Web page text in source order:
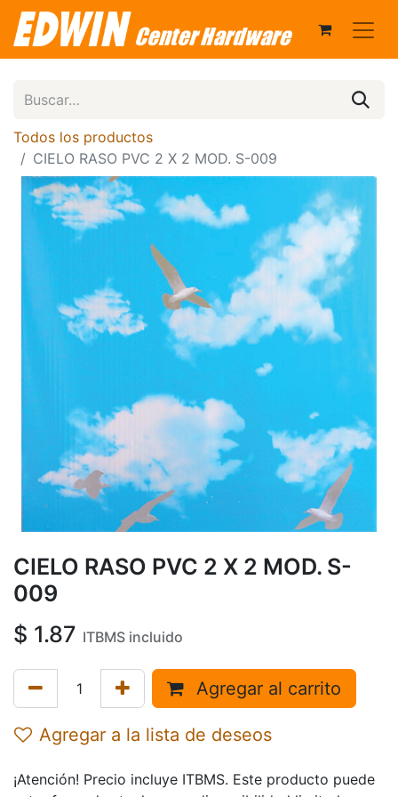
Todos los productos
CIELO RASO PVC 2 X 2 MOD. S-009
CIELO RASO PVC 2 X 2 MOD. S-
009
$ 1.87 ITBMS incluido
Agregar al carrito
Agregar a la lista de deseos
¡Atención! Precio incluye ITBMS. Este producto puede